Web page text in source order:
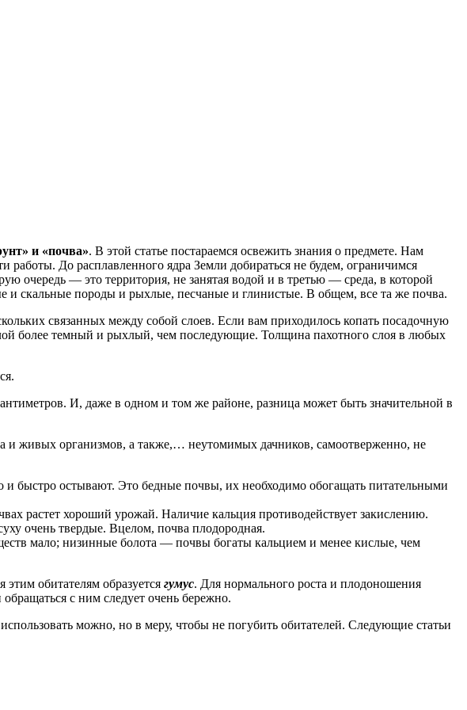
и «почва». В этой статье постараемся освежить знания о предмете. Нам
работы. До расплавленного ядра Земли добираться не будем, ограничимся
очередь — это территория, не занятая водой и в третью — среда, в которой
и скальные породы и рыхлые, песчаные и глинистые. В общем, все та же почва.
связанных между собой слоев. Если вам приходилось копать посадочную
более темный и рыхлый, чем последующие. Толщина пахотного слоя в любых
И, даже в одном и том же районе, разница может быть значительной в
и живых организмов, а также,… неутомимых дачников, самоотверженно, не
быстро остывают. Это бедные почвы, их необходимо обогащать питательными
растет хороший урожай. Наличие кальция противодействует закислению.
очень твердые. Вцелом, почва плодородная.
мало; низинные болота — почвы богаты кальцием и менее кислые, чем
обитателям образуется гумус. Для нормального роста и плодоношения
с ним следует очень бережно.
можно, но в меру, чтобы не погубить обитателей. Следующие статьи